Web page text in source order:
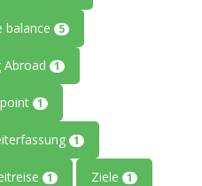
balance 5
Abroad 1
1
1
1 Ziele 1